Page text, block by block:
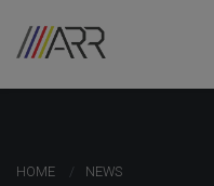
HOME NEWS